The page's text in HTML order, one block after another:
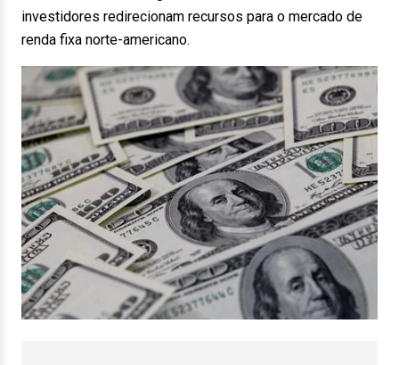
investidores redirecionam recursos para o mercado de
renda fixa norte-americano.